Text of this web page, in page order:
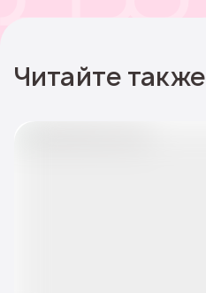
Читайте также